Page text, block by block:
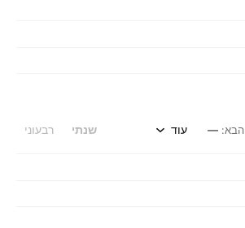
הבא:
— שנתי רבעוני עוד